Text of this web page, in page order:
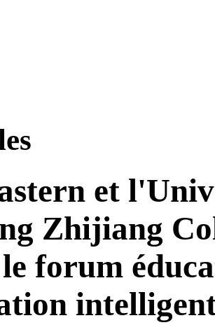
et
Zhijiang
le forum